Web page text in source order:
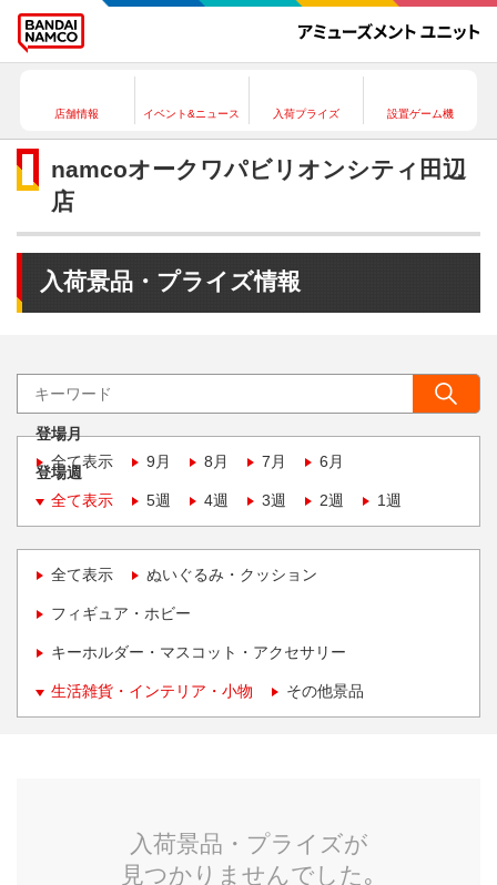
店舗情報 イベント&ニュース 入荷プライズ 設置ゲーム機
namcoオークワパビリオンシティ田辺
店
入荷景品・プライズ情報
登場月
全て表示
9月 8月 7月 6月
登場週
全て表示
5週 4週 3週 2週 1週
全て表示 ぬいぐるみ・クッション
フィギュア・ホビー
キーホルダー・マスコット・アクセサリー
生活雑貨・インテリア・小物 その他景品